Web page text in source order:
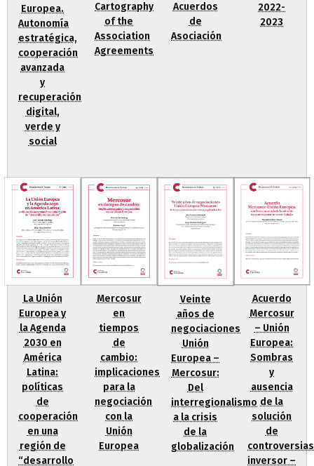
Europea.
Autonomía
estratégica,
cooperación
avanzada
y
recuperación
digital,
verde y
social
Cartography
of the
Association
Agreements
Acuerdos
de
Asociación
2022-
2023
La Unión
Europea y
la Agenda
2030 en
América
Latina:
políticas
de
cooperación
en una
región de
“desarrollo
Mercosur
en
tiempos
de
cambio:
implicaciones
para la
negociación
con la
Unión
Europea
Veinte
años de
negociaciones
Unión
Europea –
Mercosur:
Del
interregionalismo
a la crisis
de la
globalización
Acuerdo
Mercosur
– Unión
Europea:
Sombras
y
ausencia
de la
solución
de
controversias
inversor –